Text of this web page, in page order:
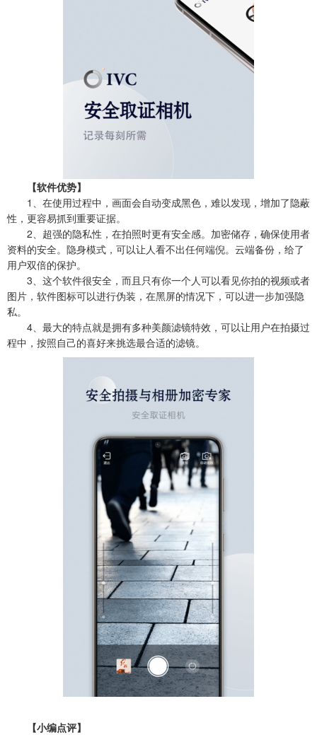
【软件优势】
1、在使用过程中，画面会自动变成黑色，难以发现，增加了隐蔽
性，更容易抓到重要证据。
2、超强的隐私性，在拍照时更有安全感。加密储存，确保使用者
资料的安全。隐身模式，可以让人看不出任何端倪。云端备份，给了
用户双倍的保护。
3、这个软件很安全，而且只有你一个人可以看见你拍的视频或者
图片，软件图标可以进行伪装，在黑屏的情况下，可以进一步加强隐
私。
4、最大的特点就是拥有多种美颜滤镜特效，可以让用户在拍摄过
程中，按照自己的喜好来挑选最合适的滤镜。
【小编点评】